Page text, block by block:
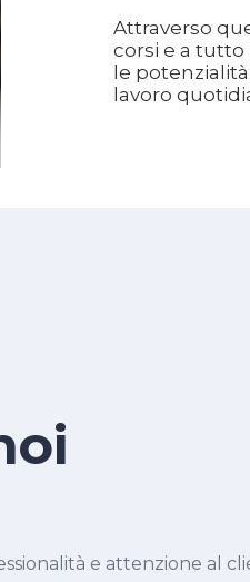
Attraverso
corsi e a
le
lavoro
e attenzione al